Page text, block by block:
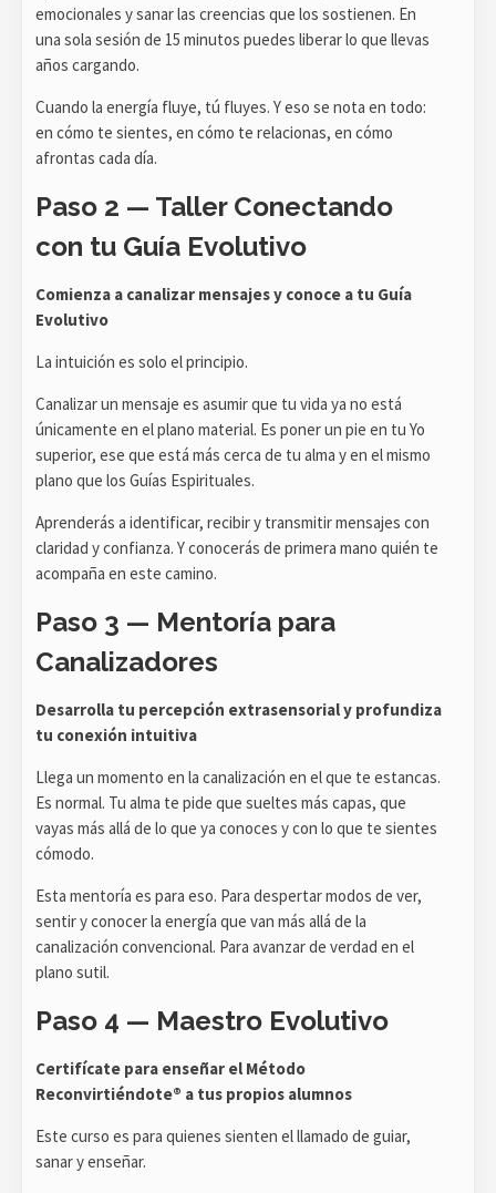
emocionales y sanar las creencias que los sostienen. En
una sola sesión de 15 minutos puedes liberar lo que llevas
años cargando.
Cuando la energía fluye, tú fluyes. Y eso se nota en todo:
en cómo te sientes, en cómo te relacionas, en cómo
afrontas cada día.
Paso 2 — Taller Conectando
con tu Guía Evolutivo
Comienza a canalizar mensajes y conoce a tu Guía
Evolutivo
La intuición es solo el principio.
Canalizar un mensaje es asumir que tu vida ya no está
únicamente en el plano material. Es poner un pie en tu Yo
superior, ese que está más cerca de tu alma y en el mismo
plano que los Guías Espirituales.
Aprenderás a identificar, recibir y transmitir mensajes con
claridad y confianza. Y conocerás de primera mano quién te
acompaña en este camino.
Paso 3 — Mentoría para
Canalizadores
Desarrolla tu percepción extrasensorial y profundiza
tu conexión intuitiva
Llega un momento en la canalización en el que te estancas.
Es normal. Tu alma te pide que sueltes más capas, que
vayas más allá de lo que ya conoces y con lo que te sientes
cómodo.
Esta mentoría es para eso. Para despertar modos de ver,
sentir y conocer la energía que van más allá de la
canalización convencional. Para avanzar de verdad en el
plano sutil.
Paso 4 — Maestro Evolutivo
Certifícate para enseñar el Método
Reconvirtiéndote® a tus propios alumnos
Este curso es para quienes sienten el llamado de guiar,
sanar y enseñar.